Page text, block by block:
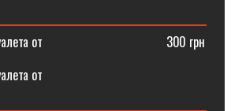
туалета от ⠀⠀⠀⠀⠀⠀⠀⠀⠀⠀⠀⠀⠀300 грн
от